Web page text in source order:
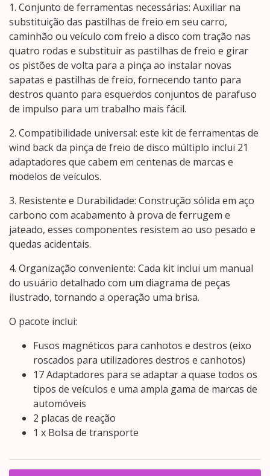
1. Conjunto de ferramentas necessárias: Auxiliar na
substituição das pastilhas de freio em seu carro,
caminhão ou veículo com freio a disco com tração nas
quatro rodas e substituir as pastilhas de freio e girar
os pistões de volta para a pinça ao instalar novas
sapatas e pastilhas de freio, fornecendo tanto para
destros quanto para esquerdos conjuntos de parafuso
de impulso para um trabalho mais fácil.
2. Compatibilidade universal: este kit de ferramentas de
wind back da pinça de freio de disco múltiplo inclui 21
adaptadores que cabem em centenas de marcas e
modelos de veículos.
3. Resistente e Durabilidade: Construção sólida em aço
carbono com acabamento à prova de ferrugem e
jateado, esses componentes resistem ao uso pesado e
quedas acidentais.
4. Organização conveniente: Cada kit inclui um manual
do usuário detalhado com um diagrama de peças
ilustrado, tornando a operação uma brisa.
O pacote inclui:
Fusos magnéticos para canhotos e destros (eixo
roscados para utilizadores destros e canhotos)
17 Adaptadores para se adaptar a quase todos os
tipos de veículos e uma ampla gama de marcas de
automóveis
2 placas de reação
1 x Bolsa de transporte